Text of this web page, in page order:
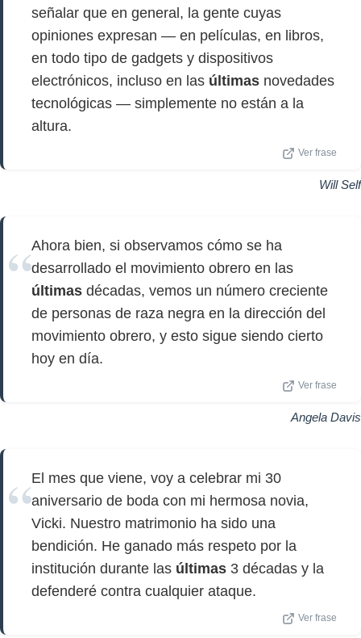
señalar que en general, la gente cuyas
opiniones expresan — en películas, en libros,
en todo tipo de gadgets y dispositivos
electrónicos, incluso en las últimas novedades
tecnológicas — simplemente no están a la
altura.
Ver frase
Will Self
Ahora bien, si observamos cómo se ha
desarrollado el movimiento obrero en las
últimas décadas, vemos un número creciente
de personas de raza negra en la dirección del
movimiento obrero, y esto sigue siendo cierto
hoy en día.
Ver frase
Angela Davis
El mes que viene, voy a celebrar mi 30
aniversario de boda con mi hermosa novia,
Vicki. Nuestro matrimonio ha sido una
bendición. He ganado más respeto por la
institución durante las últimas 3 décadas y la
defenderé contra cualquier ataque.
Ver frase